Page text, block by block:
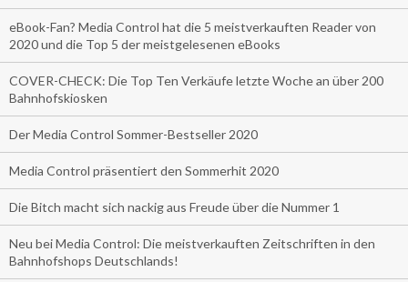
eBook-Fan? Media Control hat die 5 meistverkauften Reader von
2020 und die Top 5 der meistgelesenen eBooks
COVER-CHECK: Die Top Ten Verkäufe letzte Woche an über 200
Bahnhofskiosken
Der Media Control Sommer-Bestseller 2020
Media Control präsentiert den Sommerhit 2020
Die Bitch macht sich nackig aus Freude über die Nummer 1
Neu bei Media Control: Die meistverkauften Zeitschriften in den
Bahnhofshops Deutschlands!